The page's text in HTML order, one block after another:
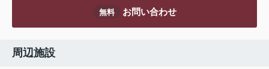
無料 お問い合わせ
周辺施設